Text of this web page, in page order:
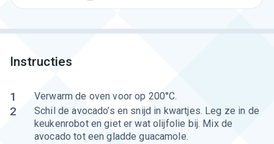
Instructies
1 Verwarm de oven voor op 200°C.
2
Schil de avocado’s en snijd in kwartjes. Leg ze in de
keukenrobot en giet er wat olijfolie bij. Mix de
avocado tot een gladde guacamole.